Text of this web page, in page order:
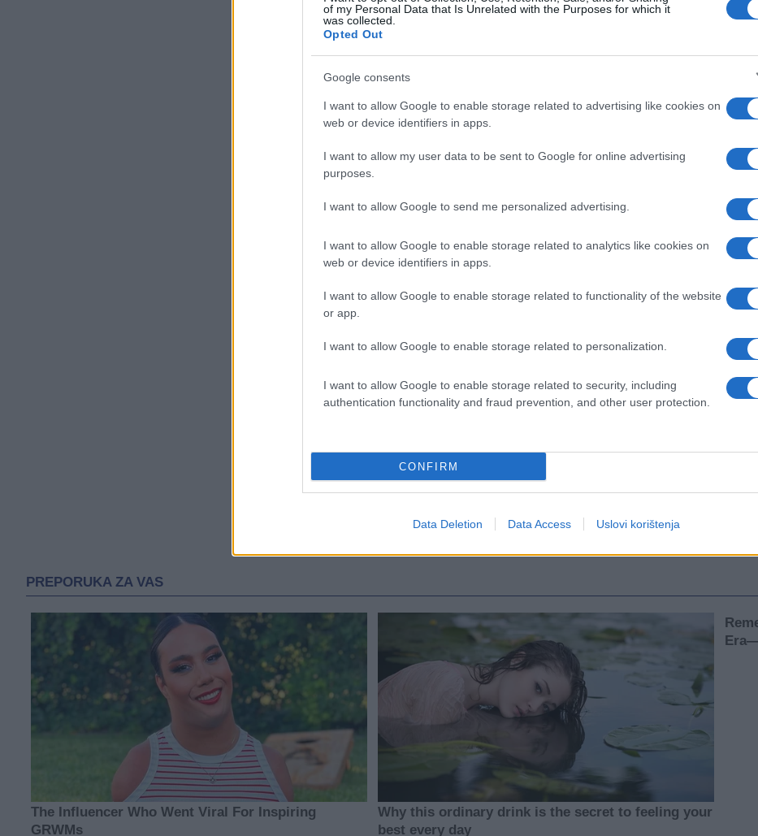
of my Personal Data that Is Unrelated with the Purposes for which it
was collected.
Opted Out
Google consents
I want to allow Google to enable storage related to advertising like cookies on
web or device identifiers in apps.
I want to allow my user data to be sent to Google for online advertising
purposes.
I want to allow Google to send me personalized advertising.
I want to allow Google to enable storage related to analytics like cookies on
web or device identifiers in apps.
I want to allow Google to enable storage related to functionality of the website
or app.
I want to allow Google to enable storage related to personalization.
I want to allow Google to enable storage related to security, including
authentication functionality and fraud prevention, and other user protection.
CONFIRM
Data Deletion Data Access Uslovi korištenja